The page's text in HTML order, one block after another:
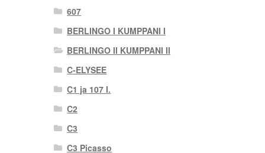
607
BERLINGO I KUMPPANI I
BERLINGO II KUMPPANI II
C-ELYSEE
C1 ja 107 I.
C2
C3
C3 Picasso